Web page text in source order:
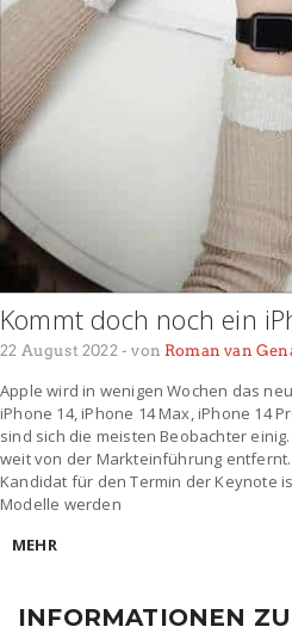
Kommt doch noch ein
22 August 2022 - von Roman van
Apple wird in wenigen Wochen das
iPhone 14, iPhone 14 Max, iPhone 14
sind sich die meisten Beobachter
weit von der Markteinführung
Kandidat für den Termin der Keynote
Modelle werden
MEHR
INFORMATIONEN